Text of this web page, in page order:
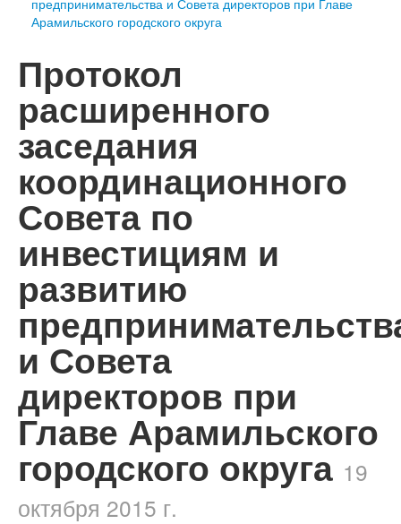
Арамильского городского округа
Протокол
расширенного
заседания
координационного
Совета по
инвестициям и
развитию
и Совета
директоров при
Главе Арамильского
городского округа 19
октября 2015 г.